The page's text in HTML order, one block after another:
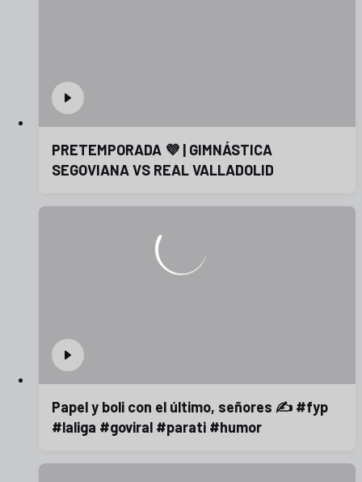
PRETEMPORADA 💜 | GIMNÁSTICA
SEGOVIANA VS REAL VALLADOLID
Papel y boli con el último, señores ✍️ #fyp
#laliga #goviral #parati #humor